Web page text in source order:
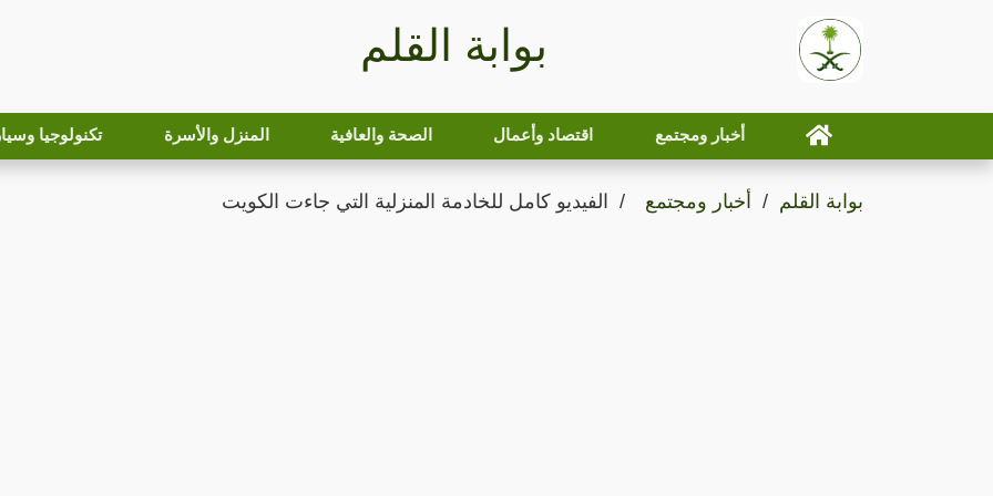
بوابة القلم
أخبار ومجتمع اقتصاد وأعمال الصحة والعافية المنزل والأسرة تكنولوجيا
بوابة القلم أخبار ومجتمع الفيديو كامل للخادمة المنزلية التي جاءت الكويت